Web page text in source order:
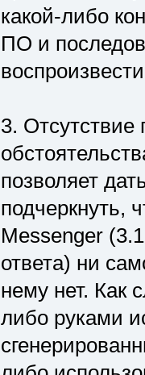
какой-либо
ПО и
3.
позволяет
подчеркнуть,
Messenger
ответа) ни
нему нет. Как
либо руками